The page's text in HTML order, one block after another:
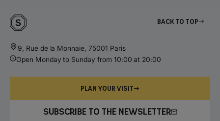
Back to top
9, Rue de la Monnaie, 75001 Paris
Open Monday to Sunday from 10:00 at 20:00
PLAN YOUR VISIT
SUBSCRIBE TO THE NEWSLETTER